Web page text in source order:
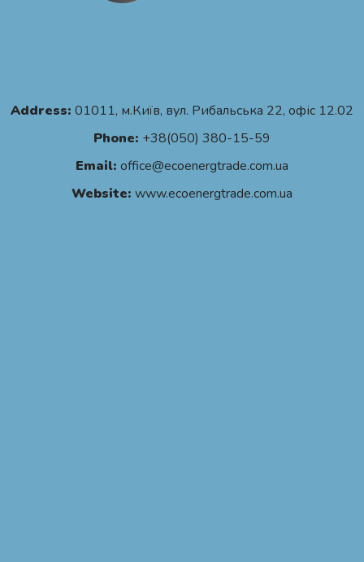
Address: 01011, м.Київ, вул. Рибальська 22, офіс 12.02
Phone: +38(050) 380-15-59
Email: office@ecoenergtrade.com.ua
Website: www.ecoenergtrade.com.ua